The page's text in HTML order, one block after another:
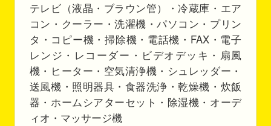
テレビ（液晶・ブラウン管）・冷蔵庫・エア
コン・クーラー・洗濯機・パソコン・プリン
タ・コピー機・掃除機・電話機・FAX・電子
レンジ・レコーダー・ビデオデッキ・扇風
機・ヒーター・空気清浄機・シュレッダー・
送風機・照明器具・食器洗浄・乾燥機・炊飯
器・ホームシアターセット・除湿機・オーデ
ィオ・マッサージ機